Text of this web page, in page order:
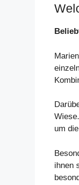
um
ihnen